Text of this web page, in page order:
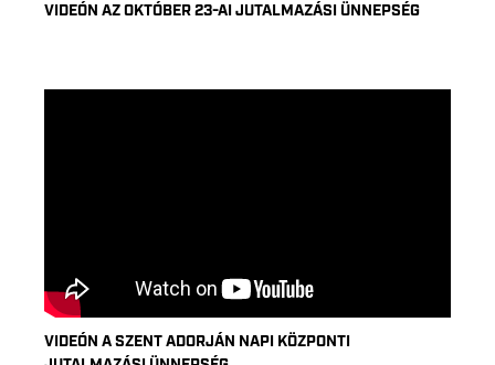
VIDEÓN AZ OKTÓBER 23-AI JUTALMAZÁSI ÜNNEPSÉG
VIDEÓN A SZENT ADORJÁN NAPI KÖZPONTI